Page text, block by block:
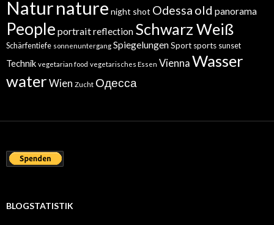
Naturnature night shot Odessa old panorama
People portraitreflection Schwarz Weiß
Schärfentiefe sonnenuntergang SpiegelungenSport sports sunset
Technik vegetarian food vegetarisches Essen Vienna Wasser
water Wien Zucht Одесса
BLOGSTATISTIK